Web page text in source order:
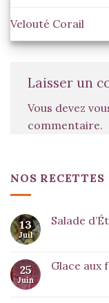
Velouté Corail
Laisser un
Vous devez
commentaire.
NOS RECETTES
13
Juil
Salade
25
Juin
Glace aux